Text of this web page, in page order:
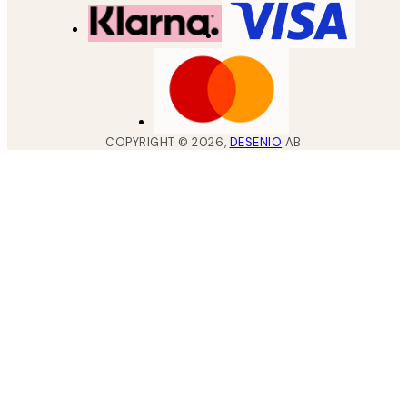
COPYRIGHT ©2026, DESENIO AB